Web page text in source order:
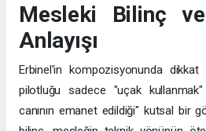
Mesleki Bilinç
Anlayışı
Erbinel'in kompozisyonunda
pilotluğu sadece "uçak
canının emanet edildiği" kutsal bir